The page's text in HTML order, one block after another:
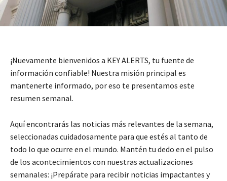
¡Nuevamente bienvenidos a KEY ALERTS, tu fuente de
información confiable! Nuestra misión principal es
mantenerte informado, por eso te presentamos este
resumen semanal.
Aquí encontrarás las noticias más relevantes de la semana,
seleccionadas cuidadosamente para que estés al tanto de
todo lo que ocurre en el mundo. Mantén tu dedo en el pulso
de los acontecimientos con nuestras actualizaciones
semanales: ¡Prepárate para recibir noticias impactantes y